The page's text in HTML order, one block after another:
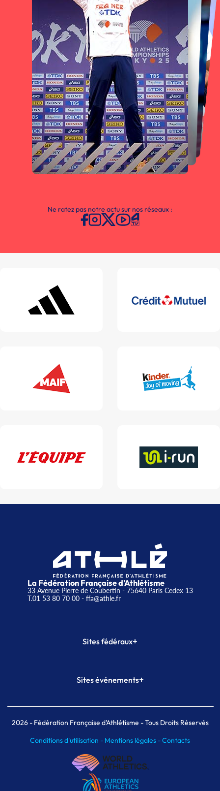
Ne ratez pas notre actu sur nos réseaux :
La Fédération Française d'Athlétisme
33 Avenue Pierre de Coubertin - 75640 Paris Cedex 13
T.01 53 80 70 00- ffa@athle.fr
Sites fédéraux+
Plateforme Formation
Sites événements+
Meeting de Paris indoor
MAIF Ekiden de Paris
2026- Fédération Française d'Athlétisme - Tous Droits Réservés
Conditions d'utilisation - Mentions légales -Contacts